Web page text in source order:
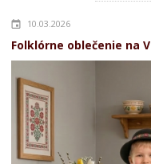
10.03.2026
Folklórne oblečenie na